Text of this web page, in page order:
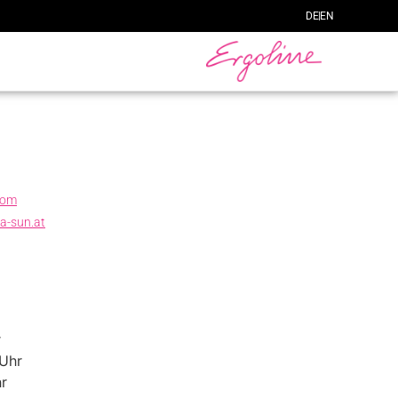
DEEN
sun.at